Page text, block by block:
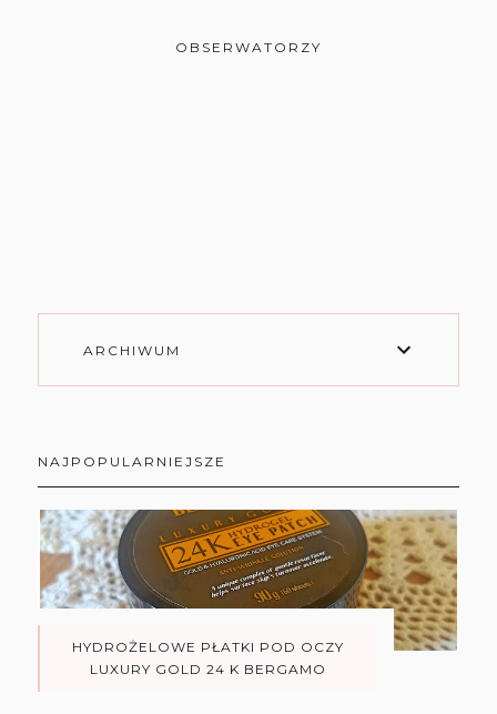
OBSERWATORZY
ARCHIWUM
NAJPOPULARNIEJSZE
HYDROŻELOWE PŁATKI POD OCZY
LUXURY GOLD 24 K BERGAMO